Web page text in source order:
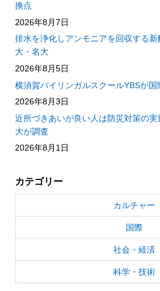
換点
2026年8月7日
排水を浄化しアンモニアを回収する
大・名大
2026年8月5日
横須賀バイリンガルスクールYBSが
2026年8月3日
近所づきあいが良い人は防災対策の
大が調査
2026年8月1日
カテゴリー
カルチャー
国際
社会・経済
科学・技術